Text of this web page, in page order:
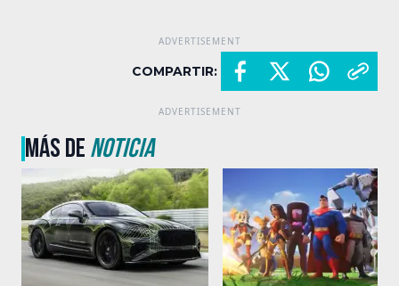
COMPARTIR:
MÁS DENOTICIA